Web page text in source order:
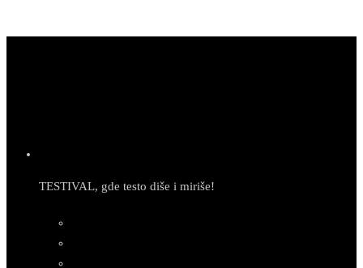
TESTIVAL, gde testo diše i miriše!